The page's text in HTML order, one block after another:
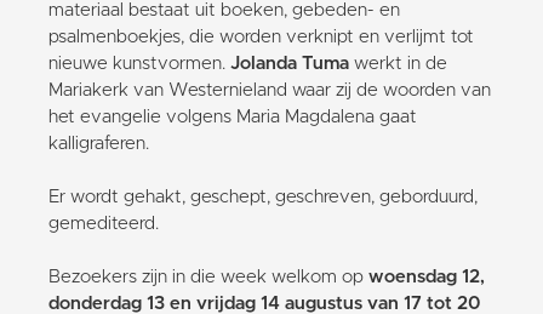
materiaal bestaat uit boeken, gebeden- en
psalmenboekjes, die worden verknipt en verlijmt tot
nieuwe kunstvormen. Jolanda Tuma werkt in de
Mariakerk van Westernieland waar zij de woorden van
het evangelie volgens Maria Magdalena gaat
kalligraferen.
Er wordt gehakt, geschept, geschreven, geborduurd,
gemediteerd.
Bezoekers zijn in die week welkom op woensdag 12,
donderdag 13 en vrijdag 14 augustus van 17 tot 20